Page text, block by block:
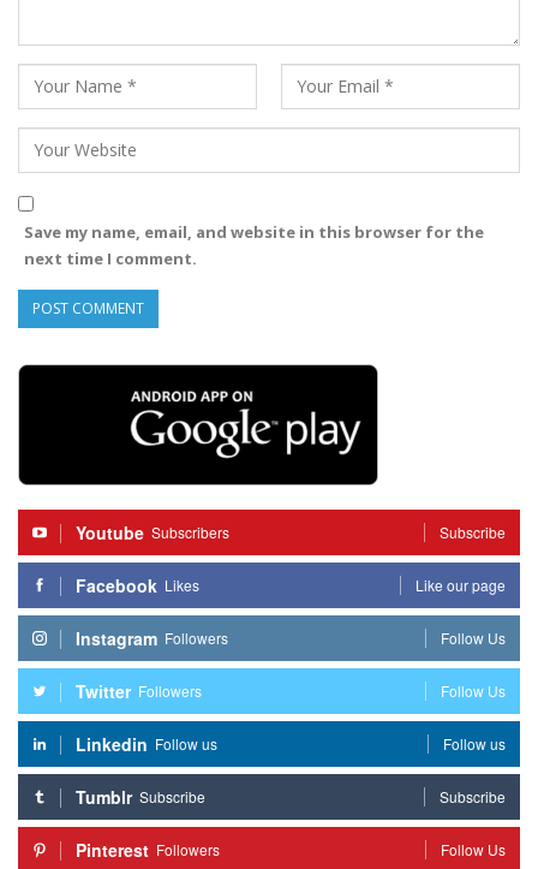
Save my name, email, and website in this browser for the
next time I comment.
Youtube Subscribers Subscribe
Facebook Likes Like our page
Instagram Followers Follow Us
Twitter Followers Follow Us
Linkedin Follow us Follow us
Tumblr Subscribe Subscribe
Pinterest Followers Follow Us